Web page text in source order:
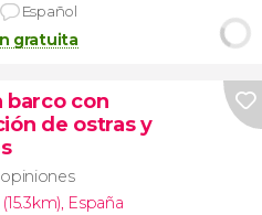
Español
gratuita
barco con
de ostras y
opiniones
, España